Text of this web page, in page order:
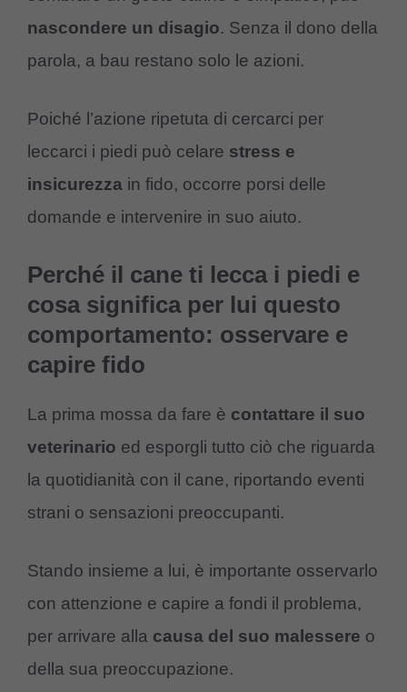
nascondere un disagio. Senza il dono della
parola, a bau restano solo le azioni.
Poiché l’azione ripetuta di cercarci per
leccarci i piedi può celare stress e
insicurezza in fido, occorre porsi delle
domande e intervenire in suo aiuto.
Perché il cane ti lecca i piedi e
cosa significa per lui questo
comportamento: osservare e
capire fido
La prima mossa da fare è contattare il suo
veterinario ed esporgli tutto ciò che riguarda
la quotidianità con il cane, riportando eventi
strani o sensazioni preoccupanti.
Stando insieme a lui, è importante osservarlo
con attenzione e capire a fondi il problema,
per arrivare alla causa del suo malessere o
della sua preoccupazione.